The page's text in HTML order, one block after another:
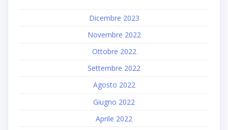
Dicembre 2023
Novembre 2022
Ottobre 2022
Settembre 2022
Agosto 2022
Giugno 2022
Aprile 2022